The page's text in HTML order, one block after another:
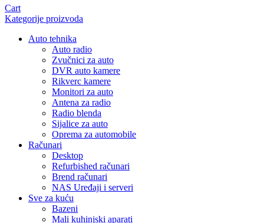
Cart
Kategorije proizvoda
Auto tehnika
Auto radio
Zvučnici za auto
DVR auto kamere
Rikverc kamere
Monitori za auto
Antena za radio
Radio blenda
Sijalice za auto
Oprema za automobile
Računari
Desktop
Refurbished računari
Brend računari
NAS Uređaji i serveri
Sve za kuću
Bazeni
Mali kuhinjski aparati